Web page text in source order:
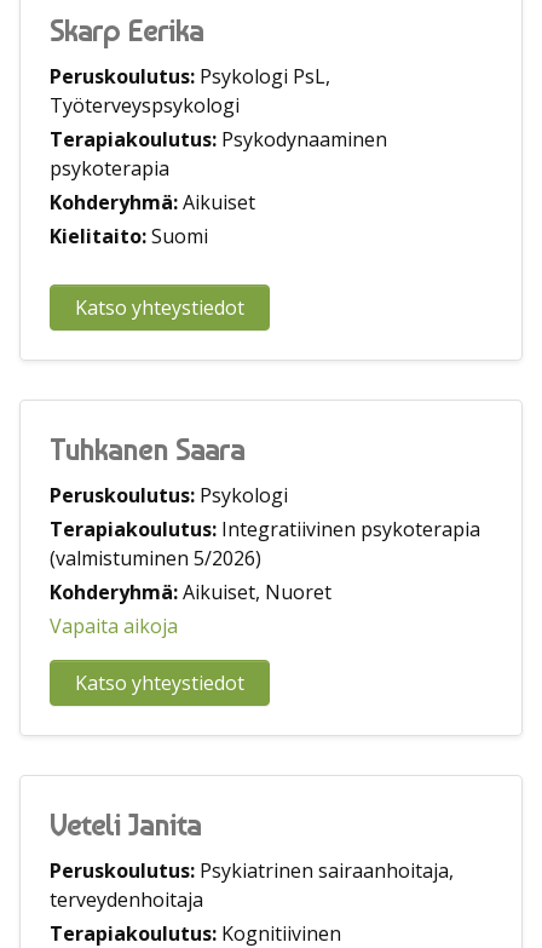
Skarp Eerika
Peruskoulutus: Psykologi PsL,
Työterveyspsykologi
Terapiakoulutus: Psykodynaaminen
psykoterapia
Kohderyhmä:Aikuiset
Kielitaito:Suomi
Katso yhteystiedot
Tuhkanen Saara
Peruskoulutus: Psykologi
Terapiakoulutus: Integratiivinen psykoterapia
(valmistuminen 5/2026)
Kohderyhmä:Aikuiset, Nuoret
Vapaita aikoja
Katso yhteystiedot
Veteli Janita
Peruskoulutus: Psykiatrinen sairaanhoitaja,
terveydenhoitaja
Terapiakoulutus: Kognitiivinen